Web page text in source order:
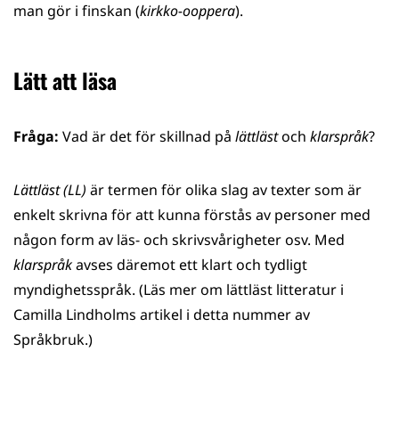
man gör i finskan (kirkko-ooppera).
Lätt att läsa
Fråga: Vad är det för skillnad på lättlästoch klarspråk?
Lättläst (LL) är termen för olika slag av texter som är
enkelt skrivna för att kunna förstås av personer med
någon form av läs- och skrivsvårigheter osv. Med
klarspråkavses däremot ett klart och tydligt
myndighetsspråk. (Läs mer om lättläst litteratur i
Camilla Lindholms artikel i detta nummer av
Språkbruk.)